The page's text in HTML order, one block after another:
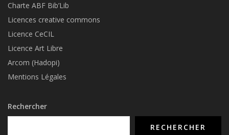
Charte ABF Bib’Lib
Licences creative commons
Licence CeCIL
Licence Art Libre
Arcom (Hadopi)
Mentions Légales
Rechercher
RECHERCHER